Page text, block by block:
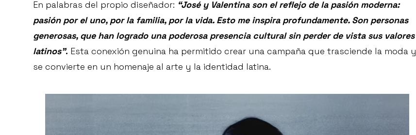
En palabras del propio diseñador: “José y Valentina son el reflejo de la pasión moderna:
pasión por el uno, por la familia, por la vida. Esto me inspira profundamente. Son personas
generosas, que han logrado una poderosa presencia cultural sin perder de vista sus valores
latinos”. Esta conexión genuina ha permitido crear una campaña que trasciende la moda y
se convierte en un homenaje al arte y la identidad latina.